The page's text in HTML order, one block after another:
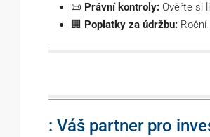
📜 Právní kontroly: Ověřte si
🏢 Poplatky za údržbu: Roční
: Váš partner pro